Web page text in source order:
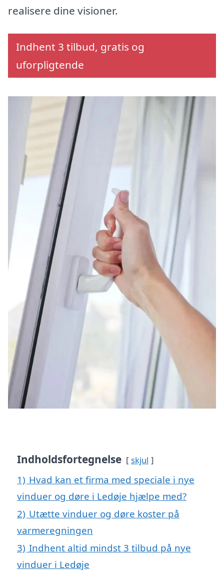
realisere dine visioner.
Indhent 3 tilbud, gratis og
uforpligtende
Indholdsfortegnelse skjul
1) Hvad kan et firma med speciale i nye
vinduer og døre i Ledøje hjælpe med?
2) Utætte vinduer og døre koster på
varmeregningen
3) Indhent altid mindst 3 tilbud på nye
vinduer i Ledøje